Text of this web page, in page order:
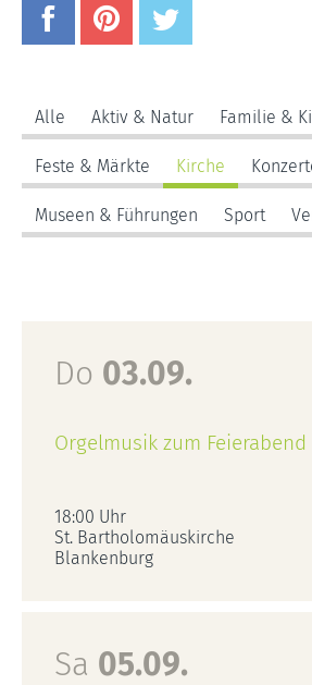
Alle Aktiv & Natur Familie &
Feste & Märkte Kirche
Museen & Führungen Sport
Do 03.09.
Orgelmusik zum Feierabend
18:00 Uhr
St. Bartholomäuskirche
Blankenburg
Sa 05.09.